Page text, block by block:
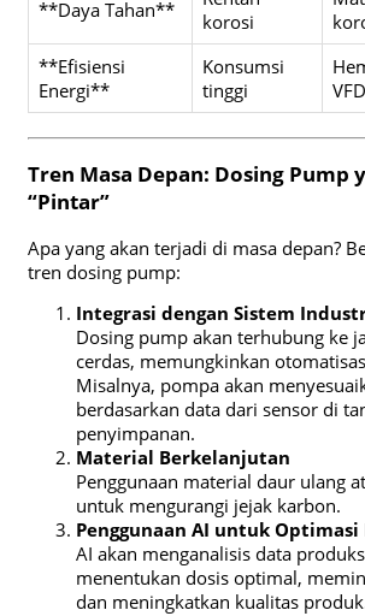
**Daya Tahan**
korosi
**Efisiensi
Energi**
Konsumsi
tinggi
VFD
Tren Masa Depan: Dosing Pump
“Pintar”
Apa yang akan terjadi di masa depan?
tren dosing pump:
Integrasi dengan Sistem
Dosing pump akan terhubung ke
cerdas, memungkinkan
Misalnya, pompa akan
berdasarkan data dari sensor di
penyimpanan.
Material Berkelanjutan
Penggunaan material daur ulang
untuk mengurangi jejak karbon.
Penggunaan AI untuk Optimasi
AI akan menganalisis data
menentukan dosis optimal,
dan meningkatkan kualitas